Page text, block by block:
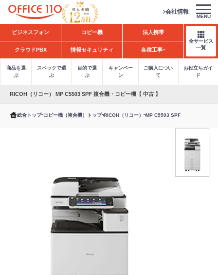
H
o
会社情報
MENU
ビジネスフォン コピー機 法人携帯
クラウドPBX 情報セキュリティ 各種工事
全サービス
一覧
商品を選
ぶ
スペックで選
ぶ
目的で選
ぶ
キャンペー
ン
ご購入につい
て
お役立ちガイ
ド
RICOH（リコー） MP C5503 SPF 複合機・コピー機【 中古 】
総合トップ コピー機（複合機）トップ RICOH（リコー） MP C5503 SPF